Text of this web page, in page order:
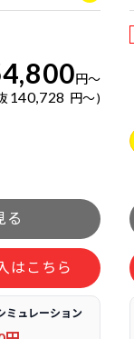
円～
140,728 円～
はこちら
ミュレーション